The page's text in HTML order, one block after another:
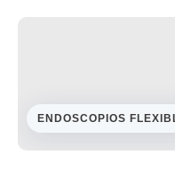
ENDOSCOPIOS